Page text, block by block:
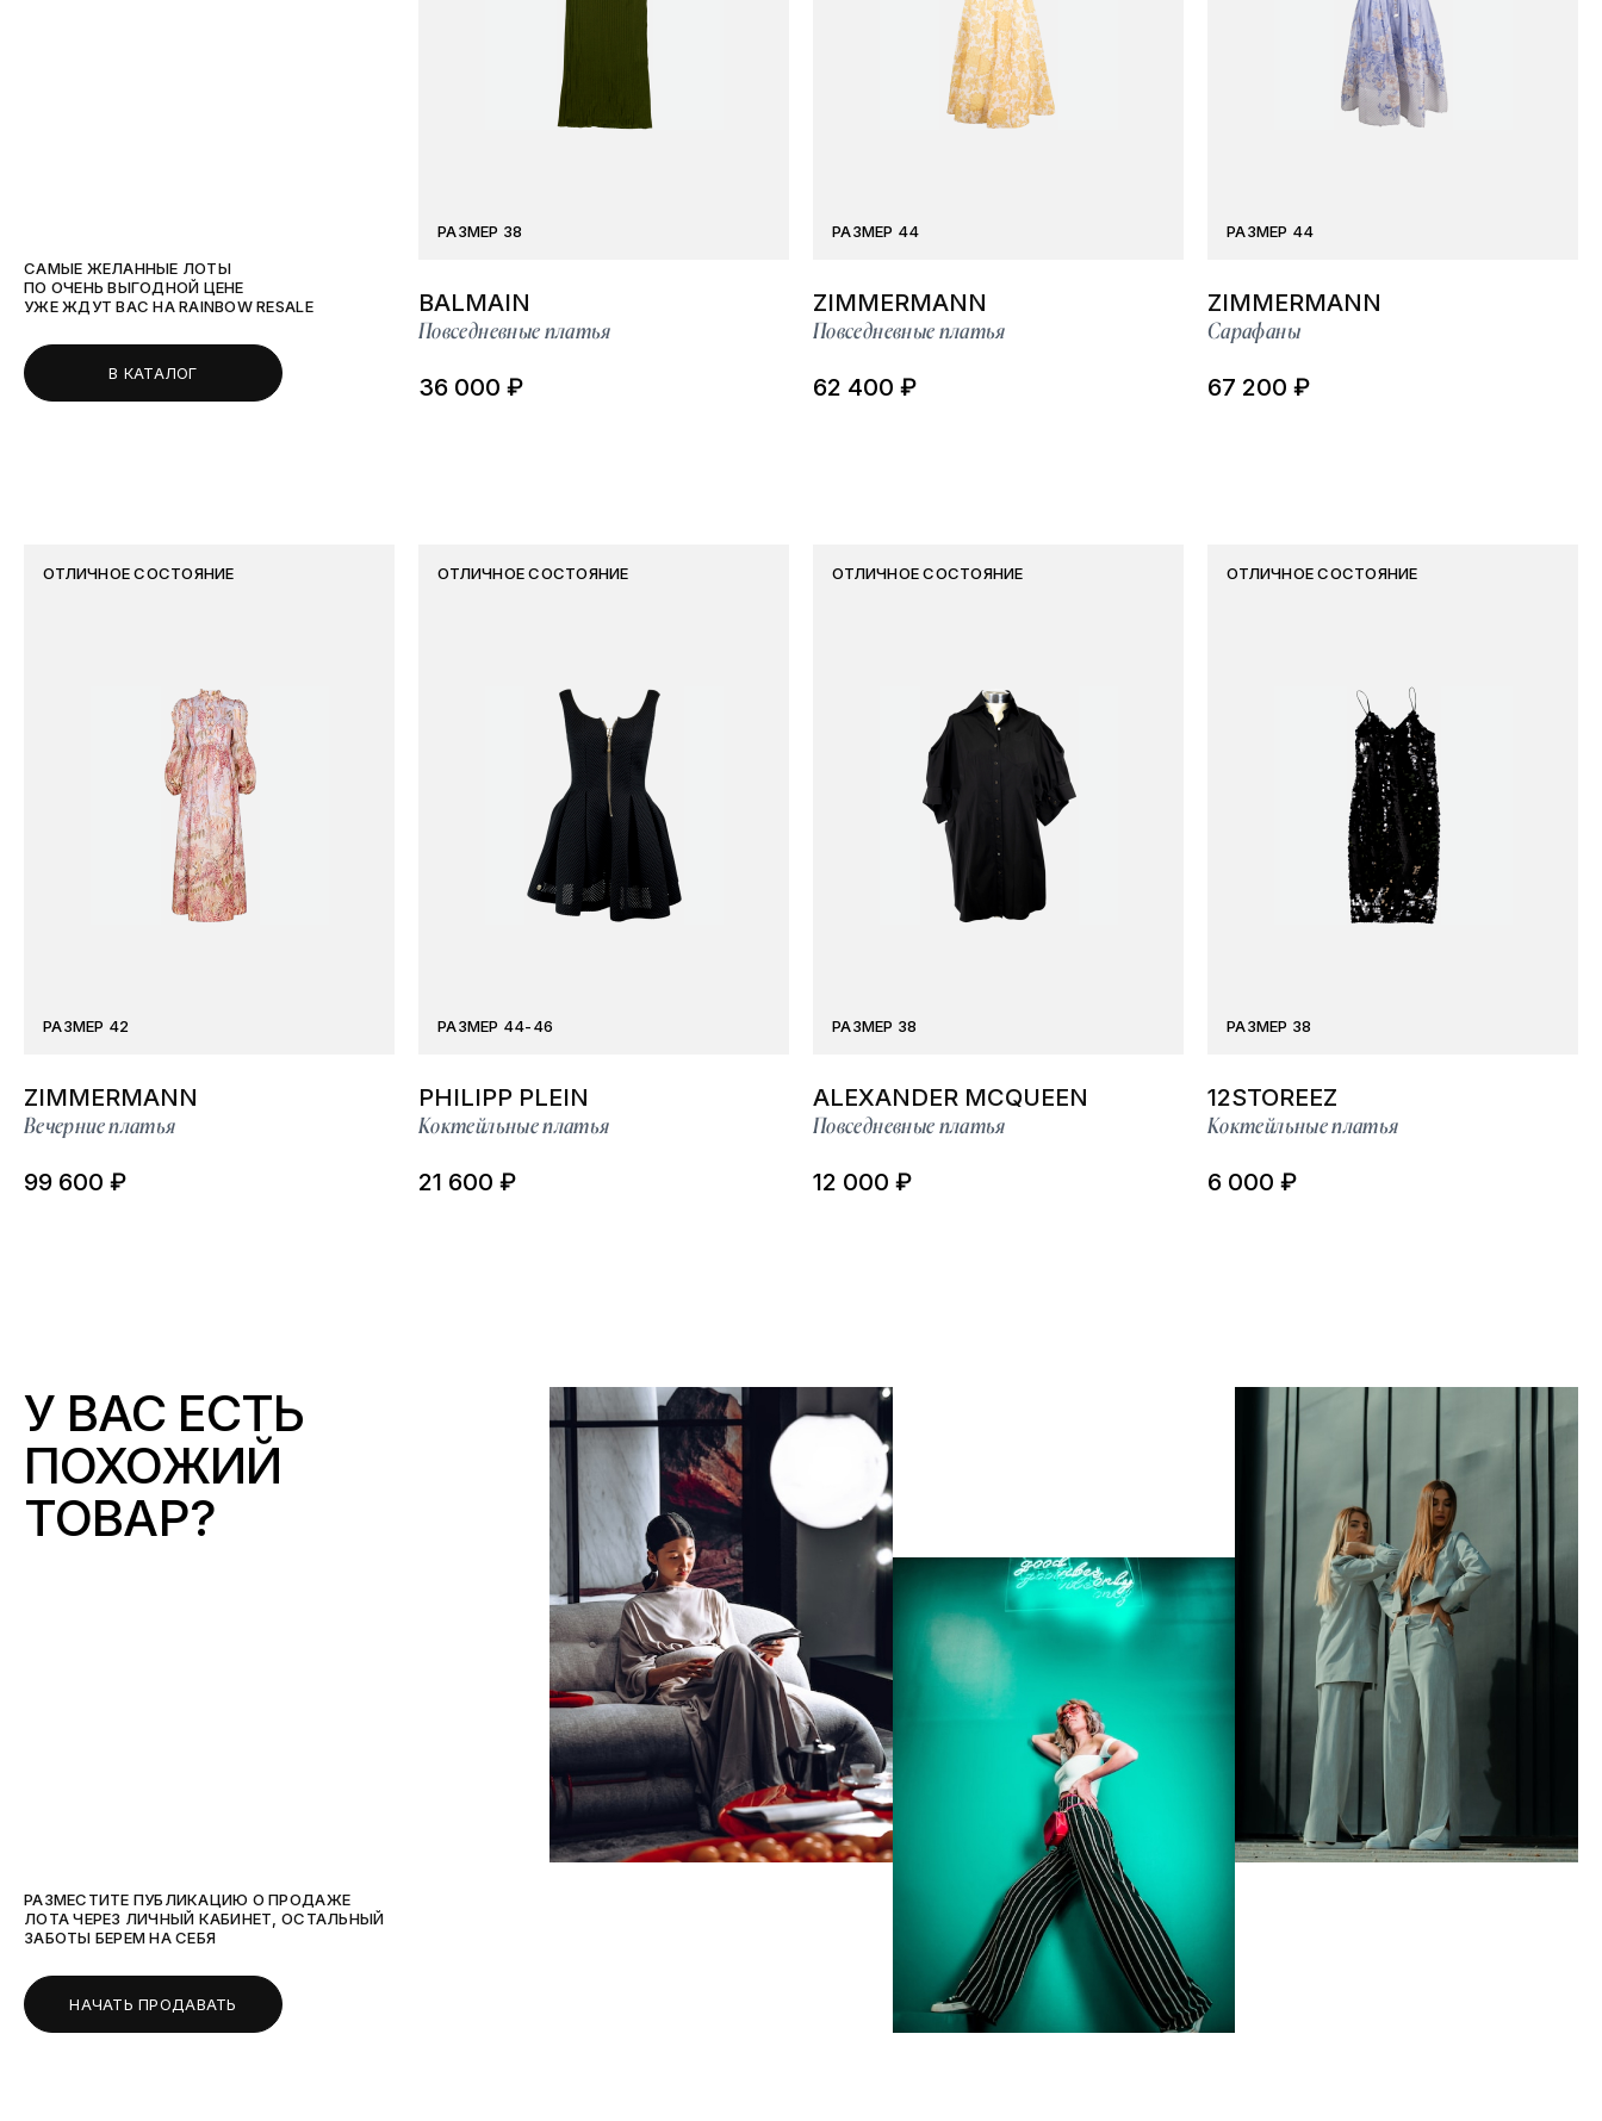
САМЫЕ ЖЕЛАННЫЕ ЛОТЫ
ПО ОЧЕНЬ ВЫГОДНОЙ ЦЕНЕ
УЖЕ ЖДУТ ВАС НА RAINBOW RESALE
В КАТАЛОГ
РАЗМЕР 38
BALMAIN
Повседневные платья
36 000 ₽
РАЗМЕР 44
ZIMMERMANN
Повседневные платья
62 400 ₽
РАЗМЕР 44
ZIMMERMANN
Сарафаны
67 200 ₽
ОТЛИЧНОЕ СОСТОЯНИЕ
РАЗМЕР 42
ZIMMERMANN
Вечерние платья
99 600 ₽
ОТЛИЧНОЕ СОСТОЯНИЕ
РАЗМЕР 44-46
PHILIPP PLEIN
Коктейльные платья
21 600 ₽
ОТЛИЧНОЕ СОСТОЯНИЕ
РАЗМЕР 38
ALEXANDER MCQUEEN
Повседневные платья
12 000 ₽
ОТЛИЧНОЕ СОСТОЯНИЕ
РАЗМЕР 38
12STOREEZ
Коктейльные платья
6 000 ₽
У ВАС ЕСТЬ
ПОХОЖИЙ
ТОВАР?
РАЗМЕСТИТЕ ПУБЛИКАЦИЮ О ПРОДАЖЕ
ЛОТА ЧЕРЕЗ ЛИЧНЫЙ КАБИНЕТ, ОСТАЛЬНЫЙ
ЗАБОТЫ БЕРЕМ НА СЕБЯ
НАЧАТЬ ПРОДАВАТЬ